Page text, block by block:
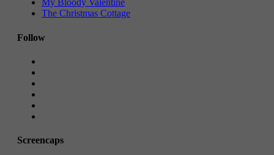
My Bloody Valentine
The Christmas Cottage
Follow
Screencaps